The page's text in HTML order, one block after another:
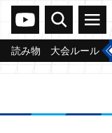
ヴァンガードch
検索 メニュー
読み物 大会ルール